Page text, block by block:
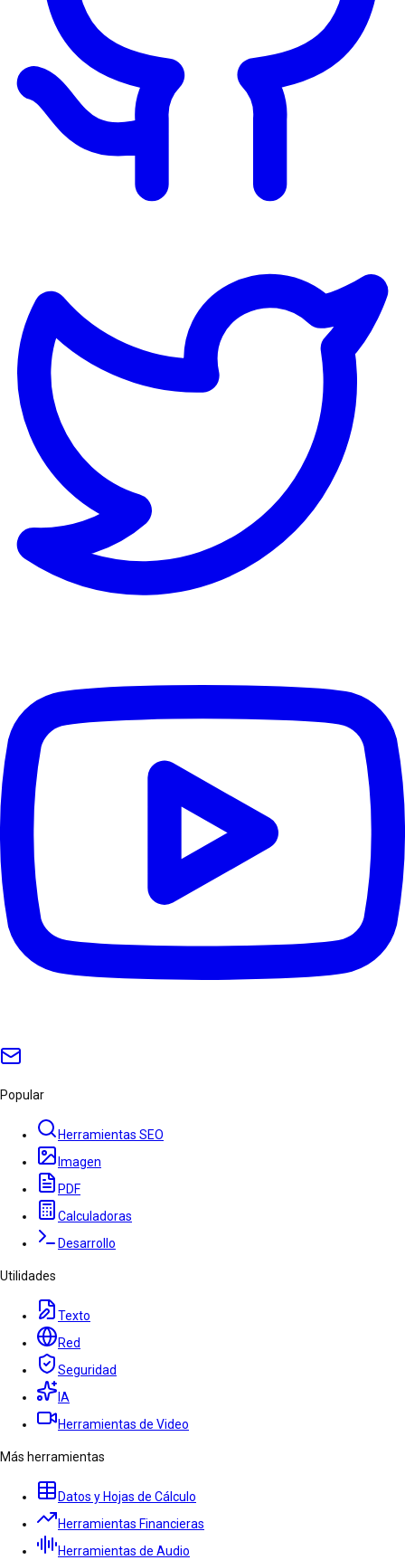
Popular
Herramientas SEO
Imagen
PDF
Calculadoras
Desarrollo
Utilidades
Texto
Red
Seguridad
IA
Herramientas de Video
Más herramientas
Datos y Hojas de Cálculo
Herramientas Financieras
Herramientas de Audio